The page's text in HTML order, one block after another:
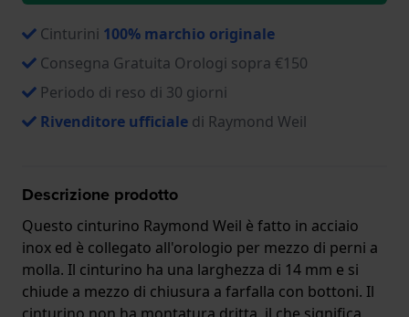
Cinturini 100% marchio originale
Consegna Gratuita Orologi sopra €150
Periodo di reso di 30 giorni
Rivenditore ufficiale di Raymond Weil
Descrizione prodotto
Questo cinturino Raymond Weil è fatto in acciaio
inox ed è collegato all'orologio per mezzo di perni a
molla. Il cinturino ha una larghezza di 14 mm e si
chiude a mezzo di chiusura a farfalla con bottoni. Il